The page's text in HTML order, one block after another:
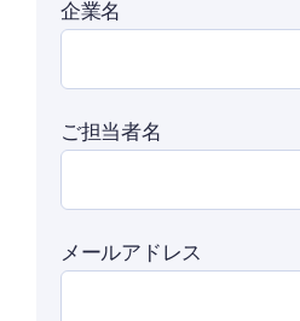
企業名
ご担当者名
メールアドレス